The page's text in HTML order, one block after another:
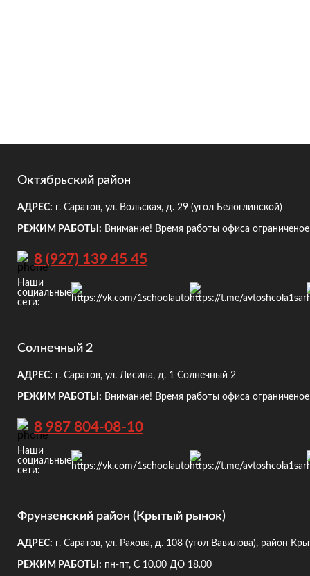
Октябрьский район
АДРЕС: г. Саратов, ул. Вольская, д. 29 (угол Белоглинской)
РЕЖИМ РАБОТЫ: Внимание! Время работы офиса
8 (927) 139 45 45
Наши
социальные
сети:
Солнечный 2
АДРЕС: г. Саратов, ул. Лисина, д. 1 Солнечный 2
РЕЖИМ РАБОТЫ: Внимание! Время работы офиса
8 987 804-08-10
Наши
социальные
сети:
Фрунзенский район (Крытый рынок)
АДРЕС: г. Саратов, ул. Рахова, д. 108 (угол Вавилова), район
РЕЖИМ РАБОТЫ: пн-пт, С 10.00 ДО 18.00